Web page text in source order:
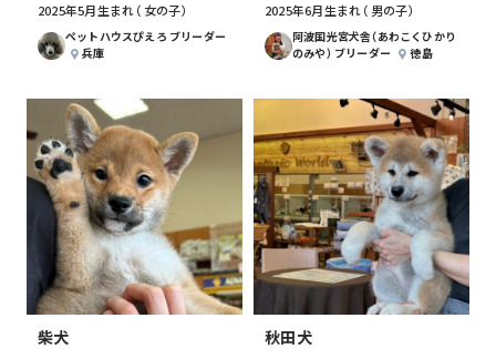
2025年5月生まれ （女の子）
ペットハウスぴえろ ブリーダー
兵庫
2025年6月生まれ （男の子）
阿波国光宮犬舎（あわこくひかり
のみや） ブリーダー
徳島
柴犬 秋田犬